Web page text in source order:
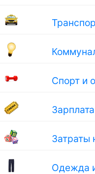
Спорт и
Затраты
Одежда